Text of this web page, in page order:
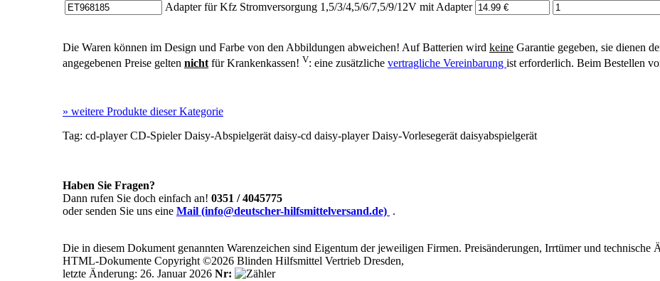
Adapter für Kfz Stromversorgung 1,5/3/4,5/6/7,5/9/12V mit Adapter
Die Waren können im Design und Farbe von den Abbildungen abweichen! Auf Batterien wird keine Garantie gegeben, sie dienen
angegebenen Preise gelten nicht für Krankenkassen! V: eine zusätzliche vertragliche Vereinbarung ist erforderlich. Beim Bestellen
» weitere Produkte dieser Kategorie
Tag: cd-playerCD-SpielerDaisy-Abspielgerät daisy-cd daisy-playerDaisy-Vorlesegerät daisyabspielgerät
Haben Sie Fragen?
Dann rufen Sie doch einfach an! 0351 / 4045775
oder senden Sie uns eine Mail (info@deutscher-hilfsmittelversand.de) .
Die in diesem Dokument genannten Warenzeichen sind Eigentum der jeweiligen Firmen. Preisänderungen, Irrtümer und technische
HTML-Dokumente Copyright ©2026 Blinden Hilfsmittel Vertrieb Dresden,
letzte Änderung: 26. Januar 2026 Nr: